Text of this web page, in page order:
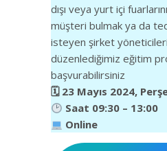
dışı veya yurt içi
müşteri bulmak ya da
isteyen şirket
düzenlediğimiz eğitim
başvurabilirsiniz
🗓 23 Mayıs 2024,
Saat 09:30 – 13:00
Online